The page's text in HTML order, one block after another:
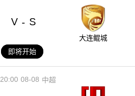
V - S
大连鲲城
即将开始
08-08
20:00 中超